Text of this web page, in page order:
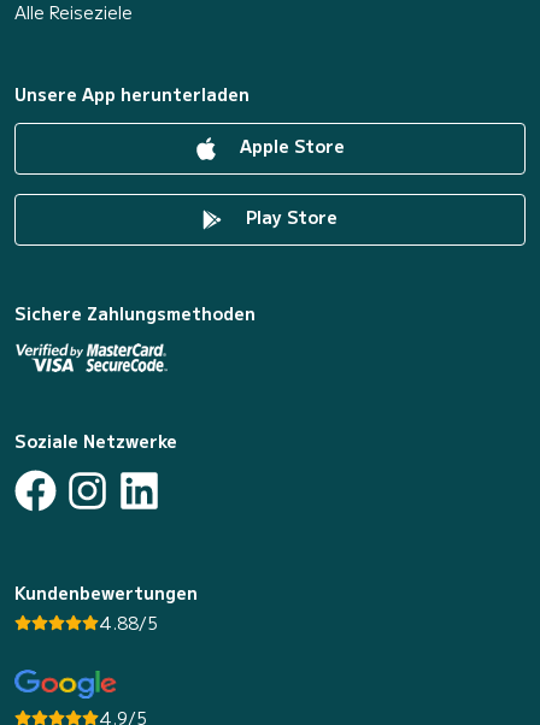
Alle Reiseziele
Unsere App herunterladen
Apple Store
Play Store
Sichere Zahlungsmethoden
Soziale Netzwerke
Kundenbewertungen
4.88/5
4.9/5